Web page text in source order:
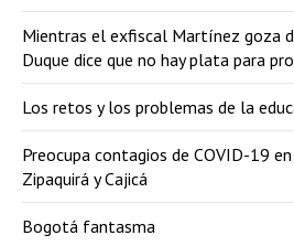
Mientras el exfiscal Martínez goza
Duque dice que no hay plata para
Los retos y los problemas de la
Preocupa contagios de COVID-19
Zipaquirá y Cajicá
Bogotá fantasma